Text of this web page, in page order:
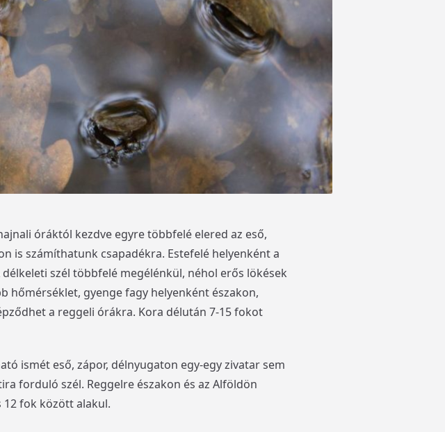
óráktól kezdve egyre többfelé elered az eső,
is számíthatunk csapadékra. Estefelé helyenként a
szél többfelé megélénkül, néhol erős lökések
hőmérséklet, gyenge fagy helyenként északon,
a reggeli órákra. Kora délután 7-15 fokot
ismét eső, zápor, délnyugaton egy-egy zivatar sem
forduló szél. Reggelre északon és az Alföldön
fok között alakul.